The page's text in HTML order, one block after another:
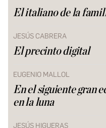
El italiano de la
JESÚS CABRERA
El precinto digital
EUGENIO MALLOL
En el siguiente gran
en la luna
JESÚS HIGUERAS